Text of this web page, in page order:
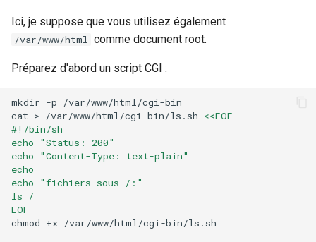
Ici, je suppose que vous utilisez également
/var/www/html comme document root.
Préparez d'abord un script CGI :
mkdir -p
/var/www/html/cgi-bin
cat > /var/www/html/cgi-bin/ls.sh <<EOF
#!/bin/sh
echo "Status: 200"
echo "Content-Type: text-plain"
echo
echo "fichiers sous /:"
ls /
EOF
chmod +x /var/www/html/cgi-bin/ls.sh